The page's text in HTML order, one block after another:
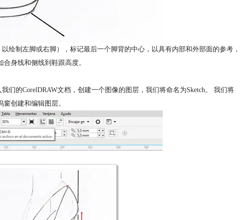
绘制左脚或右脚），标记最后一个脚背的中心，以具有内部和外部面的参考，
身线和侧线到鞋跟高度。
们的CorelDRAW文档，创建一个图像的图层，我们将命名为Sketch。 我们将
创建和编辑图层。